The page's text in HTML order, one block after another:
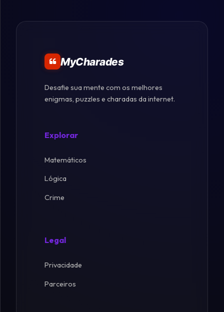
MyCharades
Desafie sua mente com os melhores
enigmas, puzzles e charadas da internet.
Explorar
Matemáticos
Lógica
Crime
Legal
Privacidade
Parceiros